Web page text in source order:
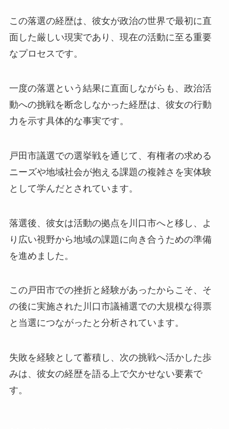
この落選の経歴は、彼女が政治の世界で最初に直
面した厳しい現実であり、現在の活動に至る重要
なプロセスです。
一度の落選という結果に直面しながらも、政治活
動への挑戦を断念しなかった経歴は、彼女の行動
力を示す具体的な事実です。
戸田市議選での選挙戦を通じて、有権者の求める
ニーズや地域社会が抱える課題の複雑さを実体験
として学んだとされています。
落選後、彼女は活動の拠点を川口市へと移し、よ
り広い視野から地域の課題に向き合うための準備
を進めました。
この戸田市での挫折と経験があったからこそ、そ
の後に実施された川口市議補選での大規模な得票
と当選につながったと分析されています。
失敗を経験として蓄積し、次の挑戦へ活かした歩
みは、彼女の経歴を語る上で欠かせない要素で
す。